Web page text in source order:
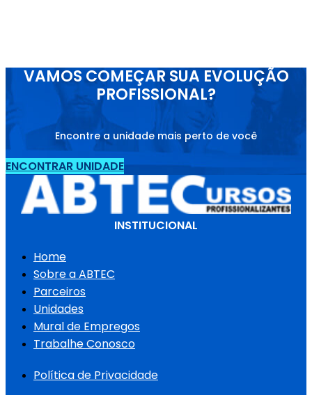
VAMOS COMEÇAR SUA EVOLUÇÃO
PROFISSIONAL?
Encontre a unidade mais perto de você
ENCONTRAR UNIDADE
INSTITUCIONAL
Home
Sobre a ABTEC
Parceiros
Unidades
Mural de Empregos
Trabalhe Conosco
Política de Privacidade